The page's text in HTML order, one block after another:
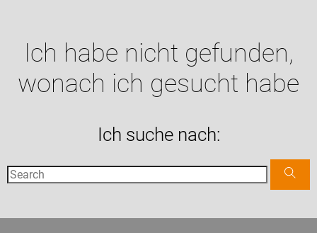
Ich habe nicht gefunden,
wonach ich gesucht habe
Ich suche nach: